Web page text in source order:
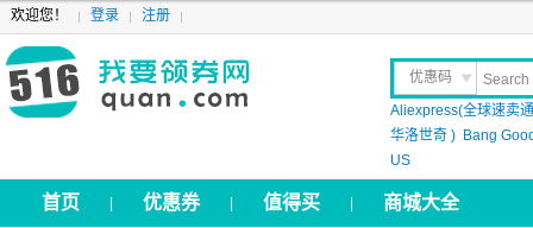
欢迎您！ 登录 注册
优惠码
晒 单
Aliexpress(全球速卖
华洛世奇 ) Bang
US
首页 优惠券 值得买 商城大全